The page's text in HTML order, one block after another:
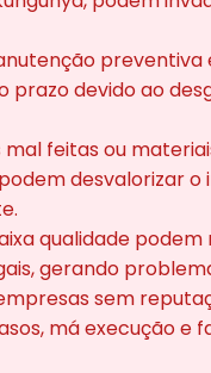
preventiva
prazo devido ao
feitas ou
desvalorizar o
qualidade
gerando
sem
má execução e